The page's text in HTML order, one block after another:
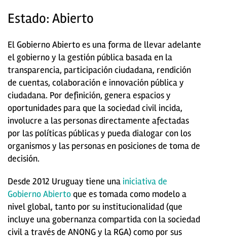
Estado: Abierto
El Gobierno Abierto es una forma de llevar adelante
el gobierno y la gestión pública basada en la
transparencia, participación ciudadana, rendición
de cuentas, colaboración e innovación pública y
ciudadana. Por definición, genera espacios y
oportunidades para que la sociedad civil incida,
involucre a las personas directamente afectadas
por las políticas públicas y pueda dialogar con los
organismos y las personas en posiciones de toma de
decisión.
Desde 2012 Uruguay tiene una iniciativa de
Gobierno Abiertoque es tomada como modelo a
nivel global, tanto por su institucionalidad (que
incluye una gobernanza compartida con la sociedad
civil a través de ANONG y la RGA) como por sus